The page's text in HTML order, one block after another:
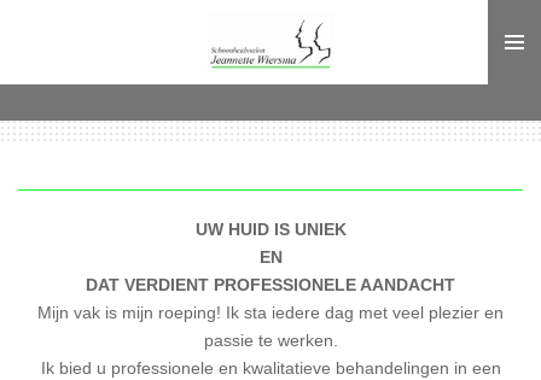
hoofdinhoud
UW HUID IS UNIEK
EN
DAT VERDIENT PROFESSIONELE AANDACHT
Mijn vak is mijn roeping! Ik sta iedere dag met veel plezier en
passie te werken.
Ik bied u professionele en kwalitatieve behandelingen in een